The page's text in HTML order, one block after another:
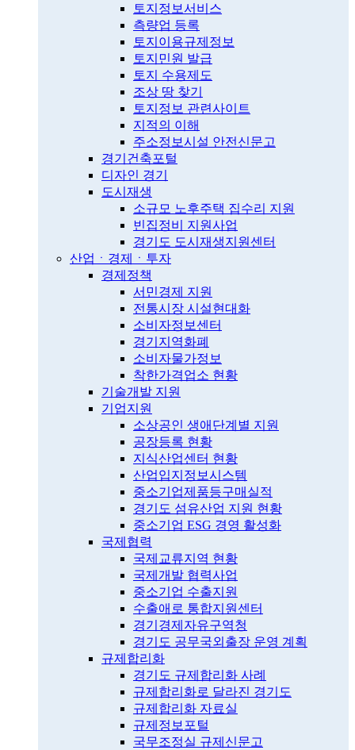
토지정보서비스
측량업 등록
토지이용규제정보
토지민원 발급
토지 수용제도
조상 땅 찾기
토지정보 관련사이트
지적의 이해
주소정보시설 안전신문고
경기건축포털
디자인 경기
도시재생
소규모 노후주택 집수리 지원
빈집정비 지원사업
경기도 도시재생지원센터
산업ㆍ경제ㆍ투자
경제정책
서민경제 지원
전통시장 시설현대화
소비자정보센터
경기지역화폐
소비자물가정보
착한가격업소 현황
기술개발 지원
기업지원
소상공인 생애단계별 지원
공장등록 현황
지식산업센터 현황
산업입지정보시스템
중소기업제품등구매실적
경기도 섬유산업 지원 현황
중소기업 ESG 경영 활성화
국제협력
국제교류지역 현황
국제개발 협력사업
중소기업 수출지원
수출애로 통합지원센터
경기경제자유구역청
경기도 공무국외출장 운영 계획
규제합리화
경기도 규제합리화 사례
규제합리화로 달라진 경기도
규제합리화 자료실
규제정보포털
국무조정실 규제신문고